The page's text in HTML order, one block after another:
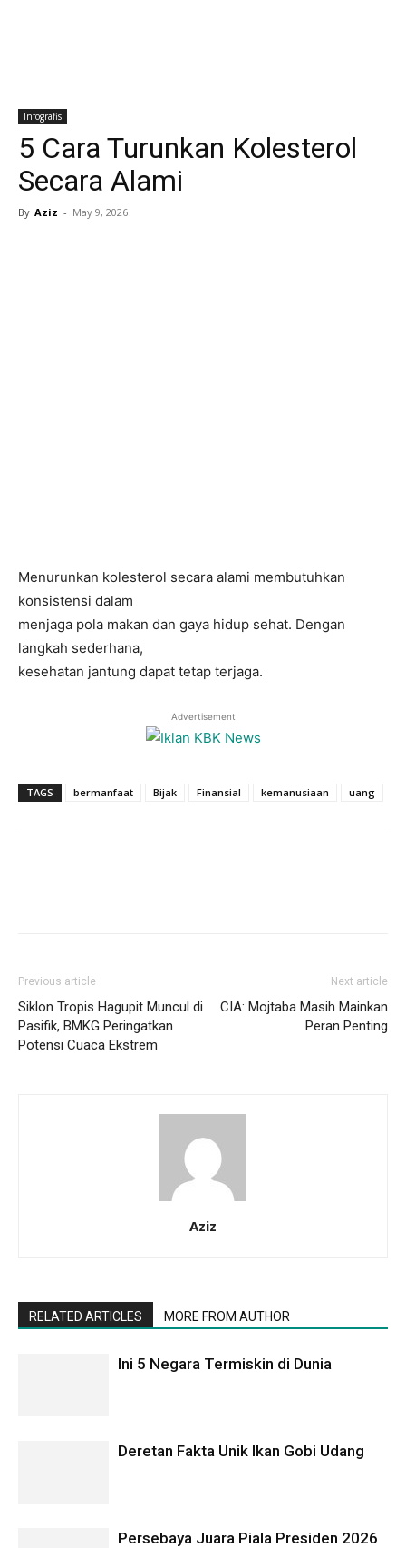
Infografis
5 Cara Turunkan Kolesterol
Secara Alami
By Aziz - May 9, 2026
Menurunkan kolesterol secara alami membutuhkan
konsistensi dalam
menjaga pola makan dan gaya hidup sehat. Dengan
langkah sederhana,
kesehatan jantung dapat tetap terjaga.
Advertisement
TAGS bermanfaat Bijak Finansial kemanusiaan uang
Previous article
Siklon Tropis Hagupit Muncul di
Pasifik, BMKG Peringatkan
Potensi Cuaca Ekstrem
Next article
CIA: Mojtaba Masih Mainkan
Peran Penting
Aziz
RELATED ARTICLES MORE FROM AUTHOR
Ini 5 Negara Termiskin di Dunia
Deretan Fakta Unik Ikan Gobi Udang
Persebaya Juara Piala Presiden 2026